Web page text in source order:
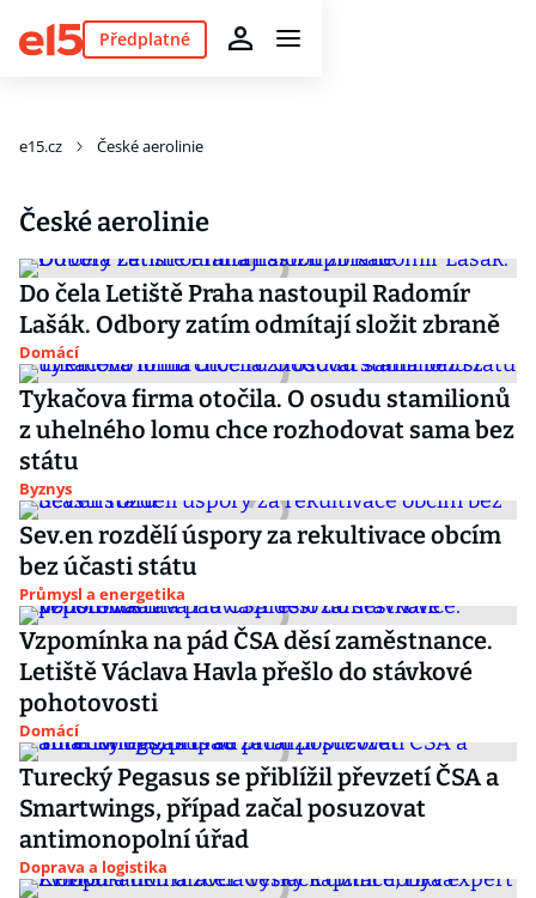
Předplatné
e15.cz České aerolinie
České aerolinie
Do čela Letiště Praha nastoupil Radomír
Lašák. Odbory zatím odmítají složit zbraně
Domácí
Tykačova firma otočila. O osudu stamilionů
z uhelného lomu chce rozhodovat sama bez
státu
Byznys
Sev.en rozdělí úspory za rekultivace obcím
bez účasti státu
Průmysl a energetika
Vzpomínka na pád ČSA děsí zaměstnance.
Letiště Václava Havla přešlo do stávkové
pohotovosti
Domácí
Turecký Pegasus se přiblížil převzetí ČSA a
Smartwings, případ začal posuzovat
antimonopolní úřad
Doprava a logistika